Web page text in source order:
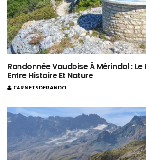
Randonnée Vaudoise À Mérindol :
Entre Histoire Et Nature
CARNETSDERANDO